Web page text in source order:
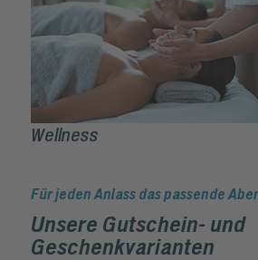
Wellness
Für jeden Anlass das passende
Unsere Gutschein- und
Geschenkvarianten